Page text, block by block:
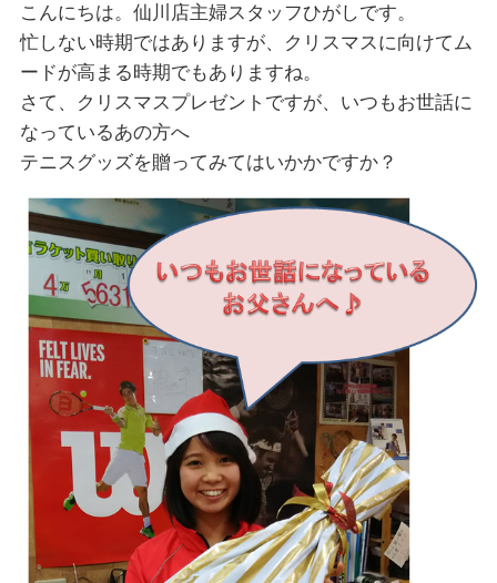
こんにちは。仙川店主婦スタッフひがしです。
忙しない時期ではありますが、クリスマスに向けてム
ードが高まる時期でもありますね。
さて、クリスマスプレゼントですが、いつもお世話に
なっているあの方へ
テニスグッズを贈ってみてはいかかですか？